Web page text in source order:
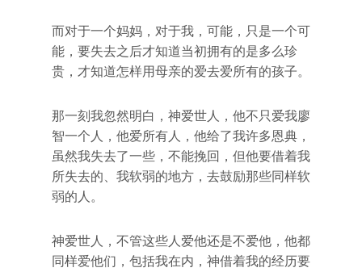
而对于一个妈妈，对于我，可能，只是一个可
能，要失去之后才知道当初拥有的是多么珍
贵，才知道怎样用母亲的爱去爱所有的孩子。
那一刻我忽然明白，神爱世人，他不只爱我廖
智一个人，他爱所有人，他给了我许多恩典，
虽然我失去了一些，不能挽回，但他要借着我
所失去的、我软弱的地方，去鼓励那些同样软
弱的人。
神爱世人，不管这些人爱他还是不爱他，他都
同样爱他们，包括我在内，神借着我的经历要